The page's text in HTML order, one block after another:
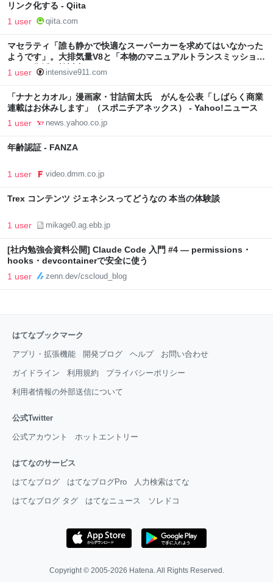
リンク化する - Qiita
1 user qiita.com
マセラティ「誰も静かで快適なスーパーカーを求めてはいなかった
ようです」。大排気量V8と「本物のマニュアルトランスミッショ
ン」の復活を検討中
1 user intensive911.com
「ナナとカオル」漫画家・甘詰留太氏 がんを公表「しばらく商業
連載はお休みします」（スポニチアネックス） - Yahoo!ニュース
1 user news.yahoo.co.jp
年齢認証 - FANZA
1 user video.dmm.co.jp
Trex コンテンツ ジェネシスってどうなの 本当の体験談
1 user mikage0.ag.ebb.jp
[社内勉強会資料公開] Claude Code 入門 #4 — permissions・
hooks・devcontainerで安全に使う
1 user zenn.dev/cscloud_blog
はてなブックマーク
アプリ・拡張機能 開発ブログ ヘルプ お問い合わせ
ガイドライン 利用規約 プライバシーポリシー
利用者情報の外部送信について
公式Twitter
公式アカウント ホットエントリー
はてなのサービス
はてなブログ はてなブログPro 人力検索はてな
はてなブログ タグ はてなニュース ソレドコ
Copyright © 2005-2026 Hatena . All Rights Reserved.